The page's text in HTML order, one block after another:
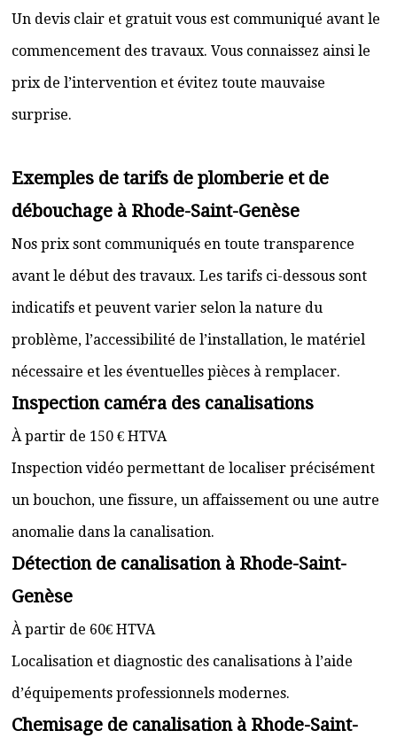
Un devis clair et gratuit vous est communiqué avant le
commencement des travaux. Vous connaissez ainsi le
prix de l’intervention et évitez toute mauvaise
surprise.
Exemples de tarifs de plomberie et de
débouchage à Rhode-Saint-Genèse
Nos prix sont communiqués en toute transparence
avant le début des travaux. Les tarifs ci-dessous sont
indicatifs et peuvent varier selon la nature du
problème, l’accessibilité de l’installation, le matériel
nécessaire et les éventuelles pièces à remplacer.
Inspection caméra des canalisations
À partir de 150 € HTVA
Inspection vidéo permettant de localiser précisément
un bouchon, une fissure, un affaissement ou une autre
anomalie dans la canalisation.
Détection de canalisation à Rhode-Saint-
Genèse
À partir de 60€ HTVA
Localisation et diagnostic des canalisations à l’aide
d’équipements professionnels modernes.
Chemisage de canalisation à Rhode-Saint-